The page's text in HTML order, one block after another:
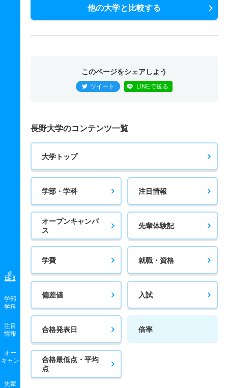
学部
学科
注目
情報
オー
キャン
先輩
他の大学と比較する
このページをシェアしよう
ツイート LINEで送る
長野大学のコンテンツ一覧
大学トップ
学部・学科 注目情報
オープンキャンパ
ス
先輩体験記
学費 就職・資格
偏差値 入試
合格発表日 倍率
合格最低点・平均
点